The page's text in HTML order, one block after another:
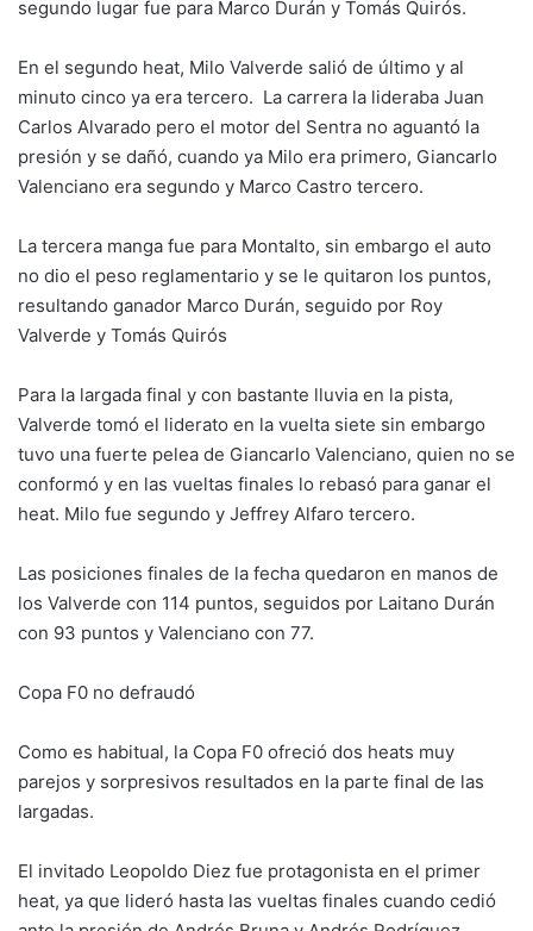
segundo lugar fue para Marco Durán y Tomás Quirós.
En el segundo heat, Milo Valverde salió de último y al
minuto cinco ya era tercero. La carrera la lideraba Juan
Carlos Alvarado pero el motor del Sentra no aguantó la
presión y se dañó, cuando ya Milo era primero, Giancarlo
Valenciano era segundo y Marco Castro tercero.
La tercera manga fue para Montalto, sin embargo el auto
no dio el peso reglamentario y se le quitaron los puntos,
resultando ganador Marco Durán, seguido por Roy
Valverde y Tomás Quirós
Para la largada final y con bastante lluvia en la pista,
Valverde tomó el liderato en la vuelta siete sin embargo
tuvo una fuerte pelea de Giancarlo Valenciano, quien no se
conformó y en las vueltas finales lo rebasó para ganar el
heat. Milo fue segundo y Jeffrey Alfaro tercero.
Las posiciones finales de la fecha quedaron en manos de
los Valverde con 114 puntos, seguidos por Laitano Durán
con 93 puntos y Valenciano con 77.
Copa F0 no defraudó
Como es habitual, la Copa F0 ofreció dos heats muy
parejos y sorpresivos resultados en la parte final de las
largadas.
El invitado Leopoldo Diez fue protagonista en el primer
heat, ya que lideró hasta las vueltas finales cuando cedió